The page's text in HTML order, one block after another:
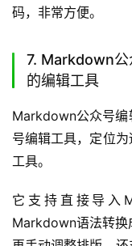
果，不需要懂代码就
台，适配微信公众
题。
上手难度：有一定
制作互动内容。
下载安装。